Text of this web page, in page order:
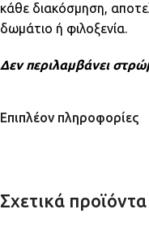
κάθε διακόσμηση,
δωμάτιο ή φιλοξενία.
Δεν περιλαμβάνει
Επιπλέον πληροφορίες
Σχετικά προϊόντα